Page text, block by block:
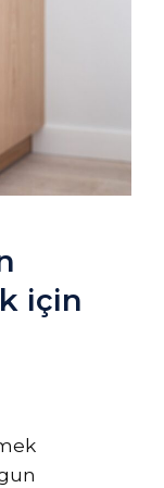
için